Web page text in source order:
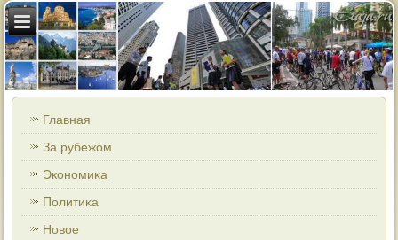
Главная
За рубежом
Экономиκа
Политиκа
Новοе